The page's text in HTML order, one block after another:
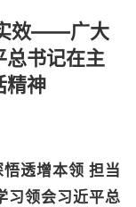
效——广大
总书记在主
精神
透增本领 担当
领会习近平总